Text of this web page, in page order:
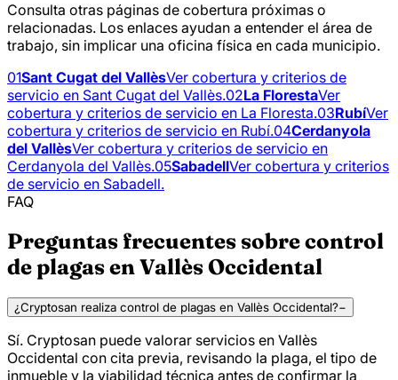
Consulta otras páginas de cobertura próximas o
relacionadas. Los enlaces ayudan a entender el área de
trabajo, sin implicar una oficina física en cada municipio.
01Sant Cugat del VallèsVer cobertura y criterios de
servicio en Sant Cugat del Vallès.02La FlorestaVer
cobertura y criterios de servicio en La Floresta.03RubíVer
cobertura y criterios de servicio en Rubí.04Cerdanyola
del VallèsVer cobertura y criterios de servicio en
Cerdanyola del Vallès.05SabadellVer cobertura y criterios
de servicio en Sabadell.
FAQ
Preguntas frecuentes sobre control
de plagas en Vallès Occidental
¿Cryptosan realiza control de plagas en Vallès Occidental?−
Sí. Cryptosan puede valorar servicios en Vallès
Occidental con cita previa, revisando la plaga, el tipo de
inmueble y la viabilidad técnica antes de confirmar la